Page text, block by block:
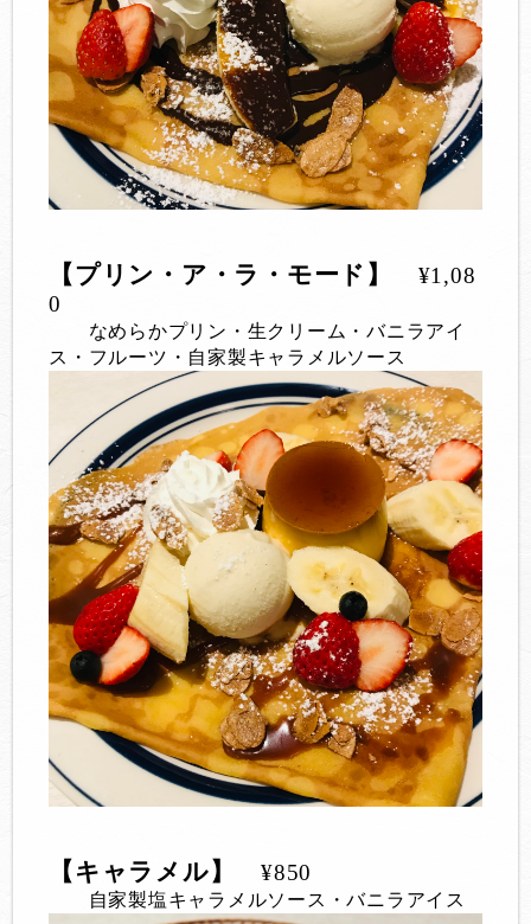
【プリン・ア・ラ・モード】 ¥1,08
0
なめらかプリン・生クリーム・バニラアイ
ス・フルーツ・自家製キャラメルソース
【キャラメル】¥850
自家製塩キャラメルソース・バニラアイス